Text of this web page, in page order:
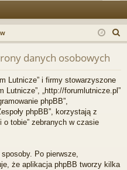
og
uj
ę
z
danych osobowych
Lutnicze” i firmy stowarzyszone
Lutnicze”, „http://forumlutnicze.pl”
phpBB”,
phpBB”, korzystają z
o tobie” zebranych w czasie
Po pierwsze,
że aplikacja phpBB tworzy kilka